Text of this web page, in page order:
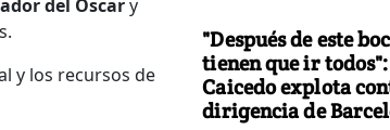
del Óscary
y los recursos de
"Después de este
tienen que ir
Caicedo explota
dirigencia de